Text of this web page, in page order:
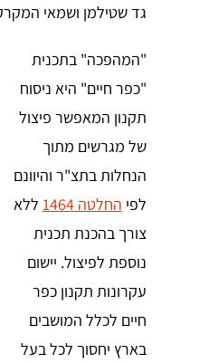
גד שטילמן ושמאי
"המהפכה" בתכנית
"כפר חיים" היא ניסוח
תקנון המאפשר פיצול
של מגרשים מתוך
הנחלות בתצ"ר והיוונם
לפי החלטה 1464
ללא
צורך בהכנת תכנית
נוספת לפיצול. יישום
עקרונות תקנון כפר
חיים לכלל המושבים
בארץ יחסוך לכל בעל